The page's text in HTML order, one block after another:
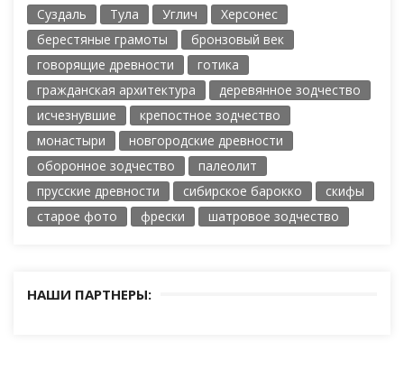
Суздаль
Тула Углич
Херсонес
берестяные грамоты
бронзовый век
говорящие древности
готика
гражданская архитектура
деревянное зодчество
исчезнувшие
крепостное зодчество
монастыри
новгородские древности
оборонное зодчество
палеолит
прусские древности
сибирское барокко
скифы
старое фото
фрески шатровое зодчество
НАШИ ПАРТНЕРЫ: